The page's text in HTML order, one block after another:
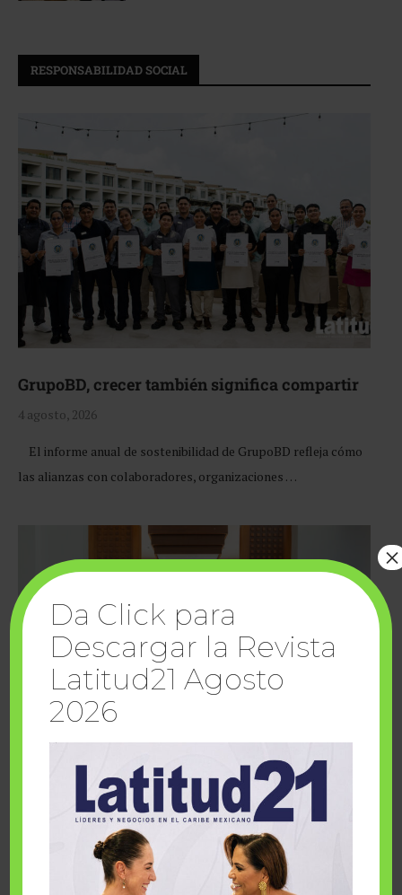
RESPONSABILIDAD SOCIAL
GrupoBD, crecer también significa compartir
4 agosto, 2026
El informe anual de sostenibilidad de GrupoBD refleja cómo
las alianzas con colaboradores, organizaciones …
Cuando la solidaridad inspira; cumplen
sueños Fairmont Mayakoba y Make-A-Wish
Da Click para
Descargar la Revista
Latitud21 Agosto
2026
×